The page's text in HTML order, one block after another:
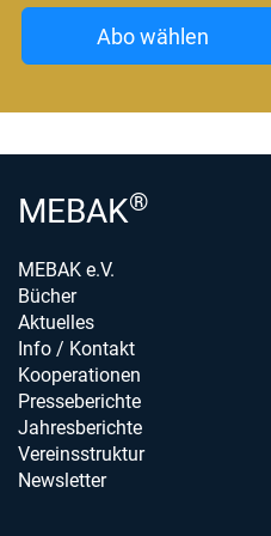
Abo wählen
MEBAK®
MEBAK e.V.
Bücher
Aktuelles
Info / Kontakt
Kooperationen
Presseberichte
Jahresberichte
Vereinsstruktur
Newsletter